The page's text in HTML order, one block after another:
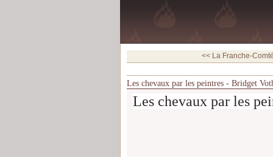
<< La Franche-
Les chevaux par les peintres - Bridget
Les chevaux par les